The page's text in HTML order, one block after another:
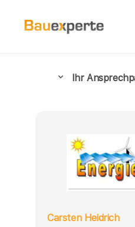
Ihr
Carsten Heidrich